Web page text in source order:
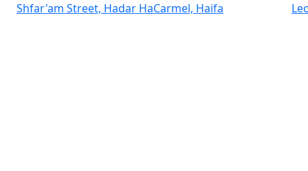
Shfar'am Street, Hadar HaCarmel, Haifa